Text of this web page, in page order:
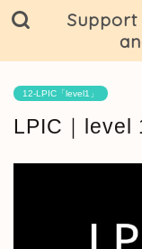
Support
12-LPIC「level1」
LPIC｜level